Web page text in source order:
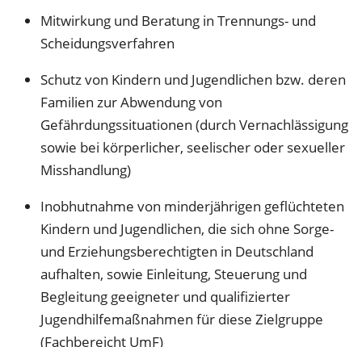
Mitwirkung und Beratung in Trennungs- und
Scheidungsverfahren
Schutz von Kindern und Jugendlichen bzw. deren
Familien zur Abwendung von
Gefährdungssituationen (durch Vernachlässigung
sowie bei körperlicher, seelischer oder sexueller
Misshandlung)
Inobhutnahme von minderjährigen geflüchteten
Kindern und Jugendlichen, die sich ohne Sorge-
und Erziehungsberechtigten in Deutschland
aufhalten, sowie Einleitung, Steuerung und
Begleitung geeigneter und qualifizierter
Jugendhilfemaßnahmen für diese Zielgruppe
(Fachbereicht UmF)